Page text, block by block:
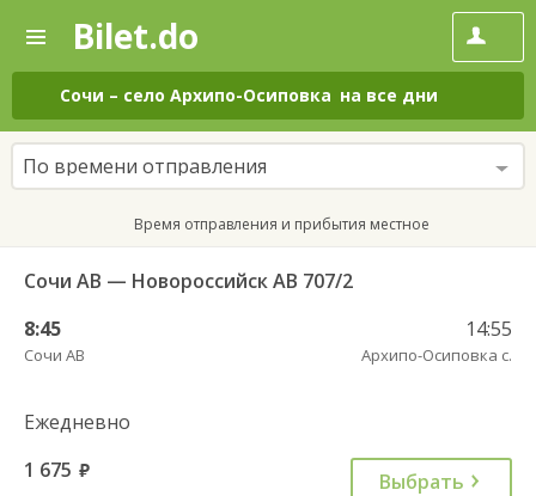
—
Поиск
и
покупка
билетов
на
автобус
онлайн
Bilet.do
Сочи – село Архипо-Осиповка на все дни
По времени отправления
Время отправления и прибытия местное
Сочи АВ — Новороссийск АВ 707/2
8:45
Сочи АВ
14:55
Архипо-Осиповка с.
Ежедневно
1 675 руб. Выбрать